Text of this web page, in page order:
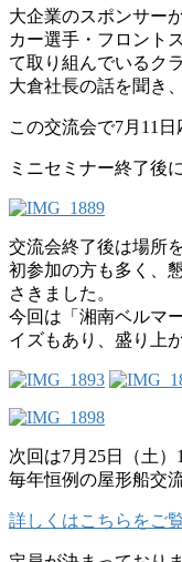
大企業のスポンサー
カー選手・フロント
て取り組んでいるク
大倉社長の話を聞き
この交流会で7月11
ミニセミナー終了後
交流会終了後は場所
初参加の方も多く、
さきました。
今回は「湘南ベルマ
イズもあり、盛り上
次回は7月25日（土）
毎年恒例の屋形船交
詳しくはこちらをご